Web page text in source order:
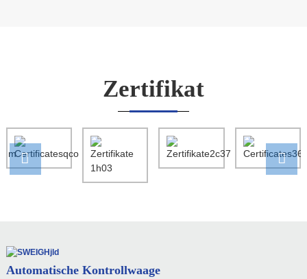
Zertifikat
Automatische Kontrollwaage